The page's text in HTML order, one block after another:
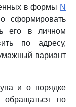
в формы N
сформировать
его в личном
по адресу,
вариант
и о порядке
по